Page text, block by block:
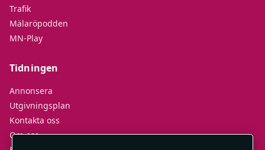
Trafik
Mälaröpodden
MN-Play
Tidningen
Annonsera
Utgivningsplan
Kontakta oss
Om oss